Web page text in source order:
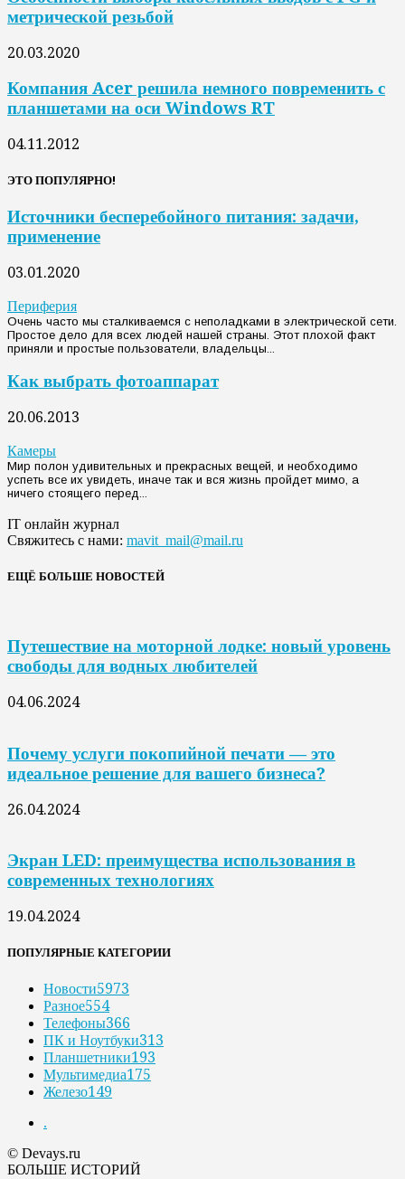
метрической резьбой
20.03.2020
Компания Acer решила немного повременить с
планшетами на оси Windows RT
04.11.2012
ЭТО ПОПУЛЯРНО!
Источники бесперебойного питания: задачи,
применение
03.01.2020
Периферия
Очень часто мы сталкиваемся с неполадками в электрической сети.
Простое дело для всех людей нашей страны. Этот плохой факт
приняли и простые пользователи, владельцы...
Как выбрать фотоаппарат
20.06.2013
Камеры
Мир полон удивительных и прекрасных вещей, и необходимо
успеть все их увидеть, иначе так и вся жизнь пройдет мимо, а
ничего стоящего перед...
IT онлайн журнал
Свяжитесь с нами: mavit_mail@mail.ru
ЕЩЁ БОЛЬШЕ НОВОСТЕЙ
Путешествие на моторной лодке: новый уровень
свободы для водных любителей
04.06.2024
Почему услуги покопийной печати — это
идеальное решение для вашего бизнеса?
26.04.2024
Экран LED: преимущества использования в
современных технологиях
19.04.2024
ПОПУЛЯРНЫЕ КАТЕГОРИИ
Новости5973
Разное554
Телефоны366
ПК и Ноутбуки313
Планшетники193
Мультимедиа175
Железо149
.
© Devays.ru
БОЛЬШЕ ИСТОРИЙ